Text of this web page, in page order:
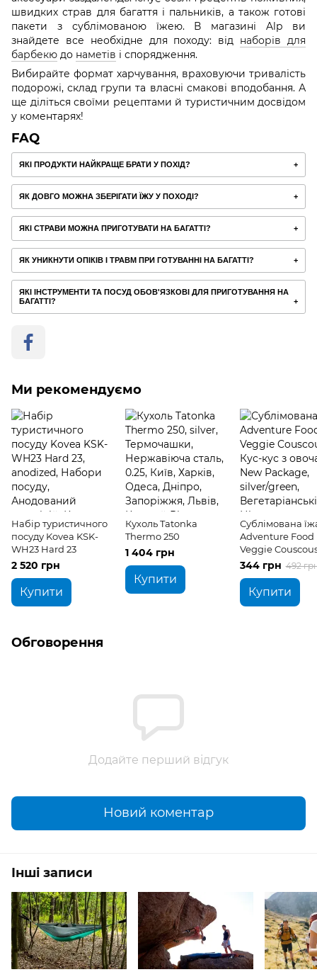
швидких страв для багаття і пальників, а також готові
пакети з сублімованою їжею. В магазині Alp ви
знайдете все необхідне для походу: від наборів для
барбекю до наметів і спорядження.
Вибирайте формат харчування, враховуючи тривалість
подорожі, склад групи та власні смакові вподобання. А
ще діліться своїми рецептами й туристичним досвідом
у коментарях!
FAQ
ЯКІ ПРОДУКТИ НАЙКРАЩЕ БРАТИ У ПОХІД?
ЯК ДОВГО МОЖНА ЗБЕРІГАТИ ЇЖУ У ПОХОДІ?
ЯКІ СТРАВИ МОЖНА ПРИГОТУВАТИ НА БАГАТТІ?
ЯК УНИКНУТИ ОПІКІВ І ТРАВМ ПРИ ГОТУВАННІ НА БАГАТТІ?
ЯКІ ІНСТРУМЕНТИ ТА ПОСУД ОБОВ'ЯЗКОВІ ДЛЯ ПРИГОТУВАННЯ НА
БАГАТТІ?
Ми рекомендуємо
Набір туристичного
посуду Kovea KSK-
WH23 Hard 23
2 520 грн
Купити
Кухоль Tatonka
Thermo 250
1 404 грн
Купити
Сублімована
Adventure Food
Veggie
кус з овочами
Package
344 грн 492
Купити
Обговорення
Додайте перший відгук
Новий коментар
Інші записи